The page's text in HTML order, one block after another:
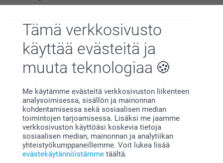
Tämä verkkosivusto
käyttää evästeitä ja
muuta teknologiaa
Me käytämme evästeitä verkkosivuston liikenteen
analysoimisessa, sisällön ja mainonnan
kohdentamisessa sekä sosiaalisen median
toimintojen tarjoamisessa. Lisäksi me jaamme
verkkosivuston käyttöäsi koskevia tietoja
sosiaalisen median, mainonnan ja analytiikan
yhteistyökumppaneillemme. Voit lukea lisää
evästekäytännöistämme täältä.
Hei Niina
meidän photo booth kuvista,
osoitteessa.
Lämpimin kiitoksin,
Johanna, Smartphoto
8 mallia
Alkaen 19,95
(20 arvostelut)
2 mallia
19,95
(11 arvostelut)
Kuvakirjat
Alkaen 44,95
(987 arvostelut)
Syntymäpäiväkalenteri
Alkaen 16,95
(10 arvostelut)